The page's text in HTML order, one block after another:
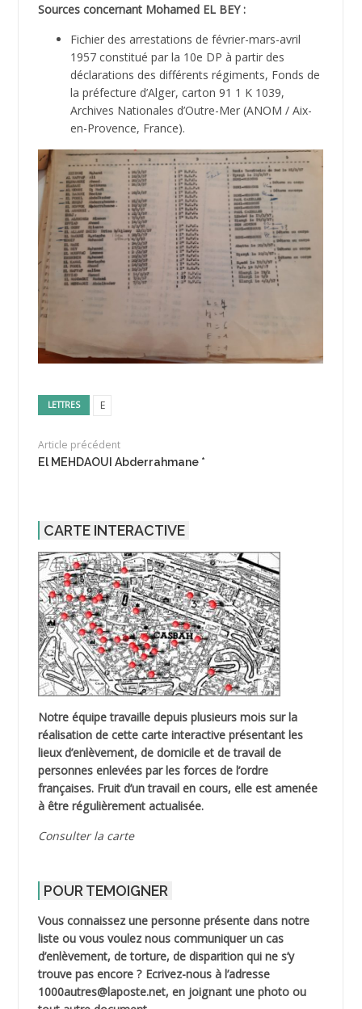
Sources concernant Mohamed EL BEY :
Fichier des arrestations de février-mars-avril
1957 constitué par la 10e DP à partir des
déclarations des différents régiments, Fonds de
la préfecture d’Alger, carton 91 1 K 1039,
Archives Nationales d’Outre-Mer (ANOM / Aix-
en-Provence, France).
LETTRES E
Article précédent
El MEHDAOUI Abderrahmane *
CARTE INTERACTIVE
Notre équipe travaille depuis plusieurs mois sur la
réalisation de cette carte interactive présentant les
lieux d’enlèvement, de domicile et de travail de
personnes enlevées par les forces de l’ordre
françaises. Fruit d’un travail en cours, elle est amenée
à être régulièrement actualisée.
Consulter la carte
POUR TEMOIGNER
Vous connaissez une personne présente dans notre
liste ou vous voulez nous communiquer un cas
d’enlèvement, de torture, de disparition qui ne s’y
trouve pas encore ? Ecrivez-nous à l’adresse
1000autres@laposte.net, en joignant une photo ou